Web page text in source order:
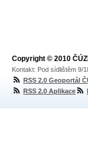
Copyright © 2010
Kontakt: Pod sídlištěm 9/
RSS 2.0 Geoportál
RSS 2.0 Aplikace